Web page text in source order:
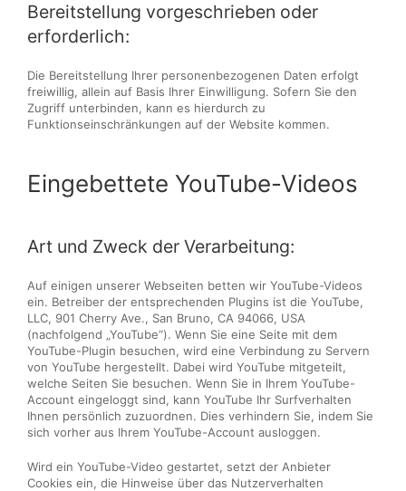
Bereitstellung vorgeschrieben oder
erforderlich:
Die Bereitstellung Ihrer personenbezogenen Daten erfolgt
freiwillig, allein auf Basis Ihrer Einwilligung. Sofern Sie den
Zugriff unterbinden, kann es hierdurch zu
Funktionseinschränkungen auf der Website kommen.
Eingebettete YouTube-Videos
Art und Zweck der Verarbeitung:
Auf einigen unserer Webseiten betten wir YouTube-Videos
ein. Betreiber der entsprechenden Plugins ist die YouTube,
LLC, 901 Cherry Ave., San Bruno, CA 94066, USA
(nachfolgend „YouTube“). Wenn Sie eine Seite mit dem
YouTube-Plugin besuchen, wird eine Verbindung zu Servern
von YouTube hergestellt. Dabei wird YouTube mitgeteilt,
welche Seiten Sie besuchen. Wenn Sie in Ihrem YouTube-
Account eingeloggt sind, kann YouTube Ihr Surfverhalten
Ihnen persönlich zuzuordnen. Dies verhindern Sie, indem Sie
sich vorher aus Ihrem YouTube-Account ausloggen.
Wird ein YouTube-Video gestartet, setzt der Anbieter
Cookies ein, die Hinweise über das Nutzerverhalten